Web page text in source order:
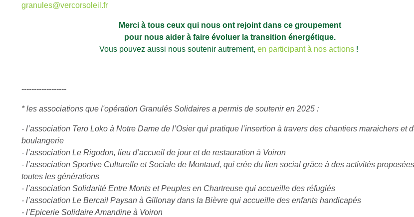
granules@vercorsoleil.fr
Merci à tous ceux qui nous ont rejoint dans ce groupement
pour nous aider à faire évoluer la transition énergétique.
Vous pouvez aussi nous soutenir autrement,en participant à nos actions !
------------------
* les associations que l'opération Granulés Solidaires a permis de soutenir en 2025 :
- l’association Tero Loko à Notre Dame de l’Osier qui pratique l’insertion à travers des chantiers maraichers et
boulangerie
- l’association Le Rigodon, lieu d’accueil de jour et de restauration à Voiron
- l’association Sportive Culturelle et Sociale de Montaud, qui crée du lien social grâce à des activités
toutes les générations
- l’association Solidarité Entre Monts et Peuples en Chartreuse qui accueille des réfugiés
- l’association Le Bercail Paysan à Gillonay dans la Bièvre qui accueille des enfants handicapés
- l’Epicerie Solidaire Amandine à Voiron